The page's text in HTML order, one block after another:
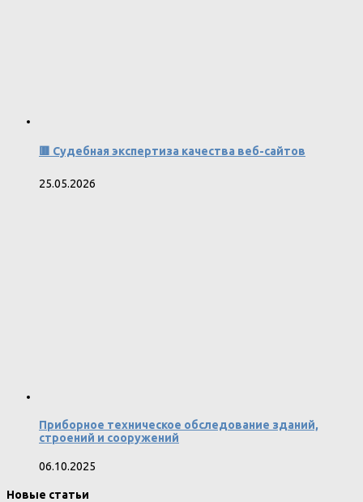
🟥 Судебная экспертиза качества веб-сайтов
25.05.2026
Приборное техническое обследование зданий,
строений и сооружений
06.10.2025
Новые статьи